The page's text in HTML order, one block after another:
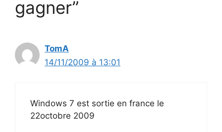
gagner”
TomA
14/11/2009 à 13:01
Windows 7 est sortie en france le
22octobre 2009